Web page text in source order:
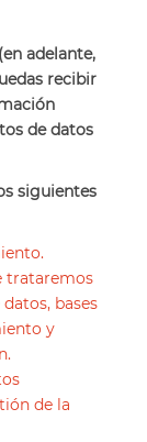
adelante,
recibir
de datos
siguientes
trataremos
bases
y
de la